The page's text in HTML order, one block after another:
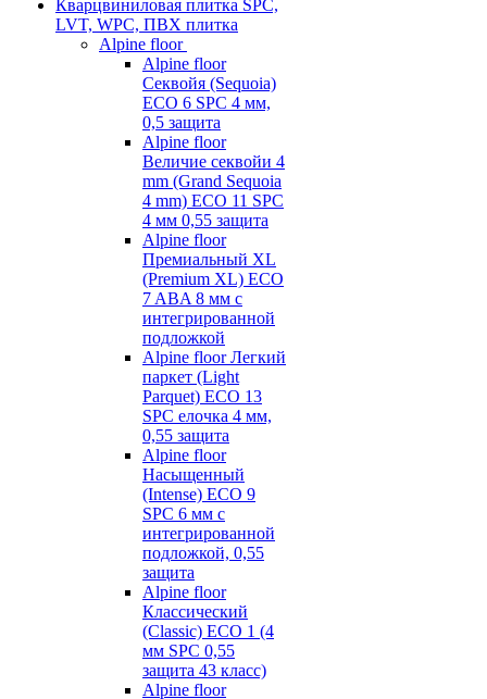
Кварцвиниловая плитка SPC,
LVT, WPC, ПВХ плитка
Alpine floor
Alpine floor
Секвойя (Sequoia)
ECO 6 SPC 4 мм,
0,5 защита
Alpine floor
Величие секвойи 4
mm (Grand Sequoia
4 mm) ECO 11 SPC
4 мм 0,55 защита
Alpine floor
Премиальный XL
(Premium XL) ECO
7 ABA 8 мм с
интегрированной
подложкой
Alpine floor Легкий
паркет (Light
Parquet) ECO 13
SPC елочка 4 мм,
0,55 защита
Alpine floor
Насыщенный
(Intense) ECO 9
SPC 6 мм с
интегрированной
подложкой, 0,55
защита
Alpine floor
Классический
(Classic) ECO 1 (4
мм SPC 0,55
защита 43 класс)
Alpine floor